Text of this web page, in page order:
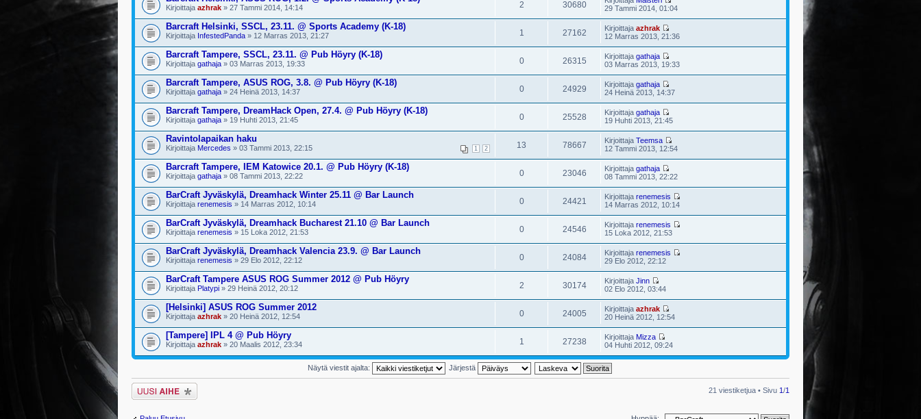
Kirjoittaja azhrak » 27 Tammi 2014, 14:14 2 30680
29 Tammi 2014, 01:04
Barcraft Helsinki, SSCL, 23.11. @ Sports Academy (K-18)
Kirjoittaja InfestedPanda » 12 Marras 2013, 21:27 1 27162 Kirjoittaja azhrak
12 Marras 2013, 21:36
Barcraft Tampere, SSCL, 23.11. @ Pub Höyry (K-18)
Kirjoittaja gathaja » 03 Marras 2013, 19:33 0 26315 Kirjoittaja gathaja
03 Marras 2013, 19:33
Barcraft Tampere, ASUS ROG, 3.8. @ Pub Höyry (K-18)
Kirjoittaja gathaja » 24 Heinä 2013, 14:37 0 24929 Kirjoittaja gathaja
24 Heinä 2013, 14:37
Barcraft Tampere, DreamHack Open, 27.4. @ Pub Höyry (K-18)
Kirjoittaja gathaja » 19 Huhti 2013, 21:45 0 25528 Kirjoittaja gathaja
19 Huhti 2013, 21:45
Ravintolapaikan haku
1 2
Kirjoittaja Mercedes » 03 Tammi 2013, 22:15 13 78667 Kirjoittaja Teemsa
12 Tammi 2013, 12:54
Barcraft Tampere, IEM Katowice 20.1. @ Pub Höyry (K-18)
Kirjoittaja gathaja » 08 Tammi 2013, 22:22 0 23046 Kirjoittaja gathaja
08 Tammi 2013, 22:22
BarCraft Jyväskylä, Dreamhack Winter 25.11 @ Bar Launch
Kirjoittaja renemesis » 14 Marras 2012, 10:14 0 24421 Kirjoittaja renemesis
14 Marras 2012, 10:14
BarCraft Jyväskylä, Dreamhack Bucharest 21.10 @ Bar Launch
Kirjoittaja renemesis » 15 Loka 2012, 21:53 0 24546 Kirjoittaja renemesis
15 Loka 2012, 21:53
BarCraft Jyväskylä, Dreamhack Valencia 23.9. @ Bar Launch
Kirjoittaja renemesis » 29 Elo 2012, 22:12 0 24084 Kirjoittaja renemesis
29 Elo 2012, 22:12
BarCraft Tampere ASUS ROG Summer 2012 @ Pub Höyry
Kirjoittaja Platypi » 29 Heinä 2012, 20:12 2 30174 Kirjoittaja Jinn
02 Elo 2012, 03:44
[Helsinki] ASUS ROG Summer 2012
Kirjoittaja azhrak » 20 Heinä 2012, 12:54 0 24005 Kirjoittaja azhrak
20 Heinä 2012, 12:54
[Tampere] IPL 4 @ Pub Höyry
Kirjoittaja azhrak » 20 Maalis 2012, 23:34 1 27238 Kirjoittaja Mizza
04 Huhti 2012, 09:24
Näytä viestit ajalta: Järjestä
Lähetä uusi viesti 21 viestiketjua • Sivu 1/1